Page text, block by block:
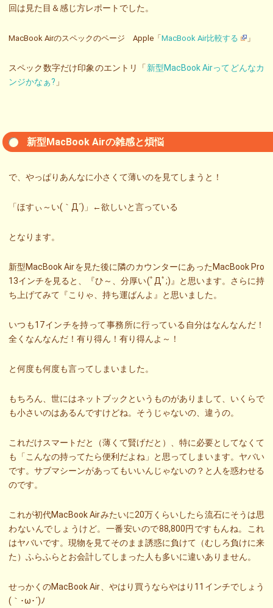
回は見た目＆感じ方レポートでした。
MacBook Airのスペックのページ Apple「 MacBook Air比較する 」
スペック数字だけ印象のエントリ「 新型MacBook Airってどんなカ
ンジかなぁ? 」
新型MacBook Airの雑感と煩悩
で、やっぱりあんなに小さくて薄いのを見てしまうと！
「ほすぃ～い(｀Д´)」←欲しいと言っている
となります。
新型MacBook Airを見た後に隣のカウンターにあったMacBook Pro
13インチを見ると、『ひ～、分厚い(ﾟДﾟ;)』と思います。さらに持
ち上げてみて『こりゃ、持ち運ばんよ』と思いました。
いつも17インチを持って事務所に行っている自分はなんなんだ！
全くなんなんだ！有り得ん！有り得んよ～！
と何度も何度も言ってしまいました。
もちろん、世にはネットブックというものがありまして、いくらで
も小さいのはあるんですけどね。そうじゃないの、違うの。
これだけスマートだと（薄くて賢げだと）、特に必要としてなくて
も「こんなの持ってたら便利だよね」と思ってしまいます。ヤバい
です。サブマシーンがあってもいいんじゃないの？と人を惑わせる
のです。
これが初代MacBook Airみたいに20万くらいしたら流石にそうは思
わないんでしょうけど。一番安いので88,800円ですもんね。これ
はヤバいです。現物を見てそのまま誘惑に負けて（むしろ負けに来
た）ふらふらとお会計してしまった人も多いに違いありません。
せっかくのMacBook Air、やはり買うならやはり11インチでしょう
(｀･ω･´)ﾉ